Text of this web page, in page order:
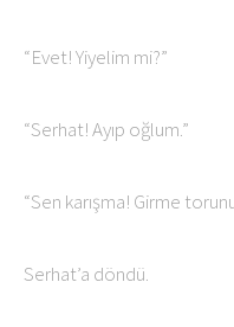
“Evet! Yiyelim mi?”
“Serhat! Ayıp oğlum.”
“Sen karışma! Girme
Serhat’a döndü.